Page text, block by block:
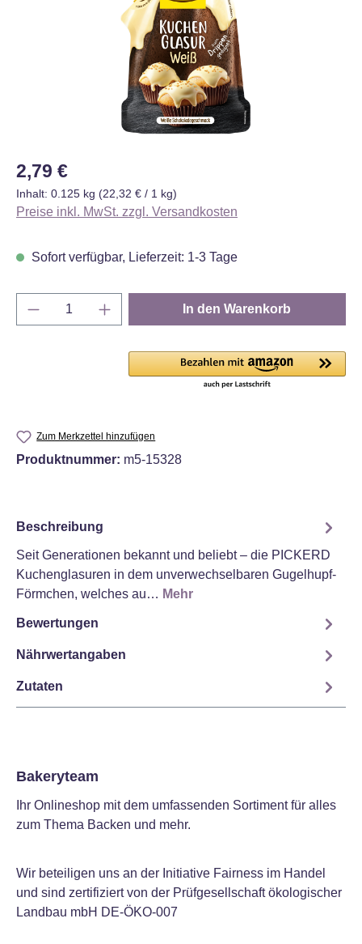
Regulärer Preis:
2,79 €
Inhalt: 0.125 kg (22,32 € / 1 kg)
Preise inkl. MwSt. zzgl. Versandkosten
Sofort verfügbar, Lieferzeit: 1-3 Tage
Produkt Anzahl: Gib den gewünschten
In den Warenkorb
Zum Merkzettel hinzufügen
Produktnummer: m5-15328
Beschreibung
Seit Generationen bekannt und beliebt – die PICKERD
Kuchenglasuren in dem unverwechselbaren Gugelhupf-
Förmchen, welches au… Mehr
Bewertungen
Nährwertangaben
Zutaten
Bakeryteam
Ihr Onlineshop mit dem umfassenden Sortiment für alles
zum Thema Backen und mehr.
Wir beteiligen uns an der Initiative Fairness im Handel
und sind zertifiziert von der Prüfgesellschaft ökologischer
Landbau mbH DE-ÖKO-007